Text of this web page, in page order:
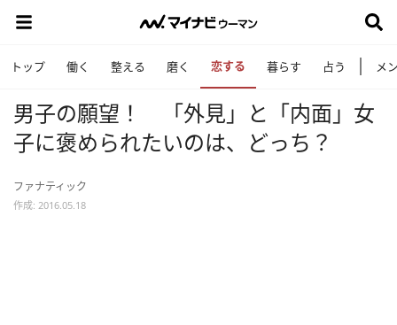
トップ 働く 整える 磨く 恋する 暮らす 占う メ
男子の願望！ 「外見」と「内面」女
子に褒められたいのは、どっち？
ファナティック
作成: 2016.05.18